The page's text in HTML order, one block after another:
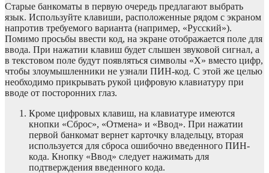
Старые банкоматы в первую очередь предлагают выбрать
язык. Используйте клавиши, расположенные рядом с экраном
напротив требуемого варианта (например, «Русский»).
Помимо просьбы ввести код, на экране отображается поле для
ввода. При нажатии клавиш будет слышен звуковой сигнал, а
в текстовом поле будут появляться символы «Х» вместо цифр,
чтобы злоумышленники не узнали ПИН-код. С этой же целью
необходимо прикрывать рукой цифровую клавиатуру при
вводе от посторонних глаз.
Кроме цифровых клавиш, на клавиатуре имеются
кнопки «Сброс», «Отмена» и «Ввод». При нажатии
первой банкомат вернет карточку владельцу, вторая
используется для сброса ошибочно введенного ПИН-
кода. Кнопку «Ввод» следует нажимать для
подтверждения введенного кода.